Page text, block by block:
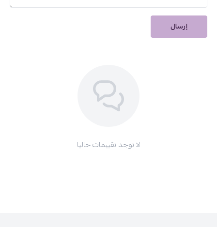
الشفاه للحصول على لمعة طبيعية.
ضعي أحمر الخدود على تفاحة الخدين لمظهر نضر وحيوي.
امزجي الألوان جيدًاباستخدام الفرشاة للحصول على مظهر طبيعي
مجموعة تحديد الوجه من جولدن روزتمنحك مكياجًا مثاليًا في خطوة
دار الأميرات
إرسال
لا توجد تقييمات حاليا